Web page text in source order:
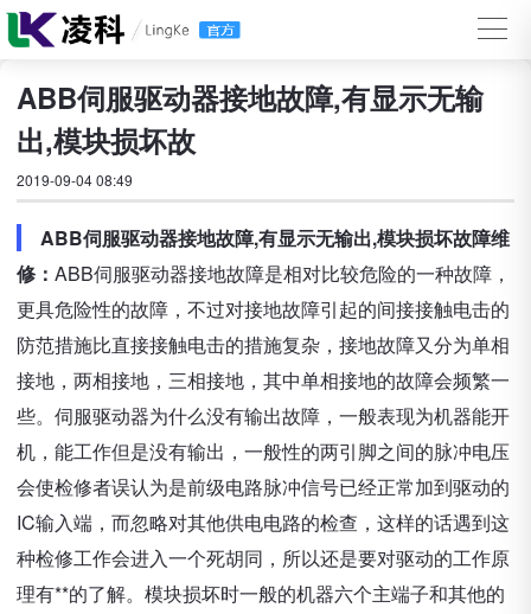
ABB伺服驱动器接地故障,有显示无输
出,模块损坏故
2019-09-04 08:49
ABB伺服驱动器接地故障,有显示无输出,模块损坏故障维
修： ABB伺服驱动器接地故障是相对比较危险的一种故障，
更具危险性的故障，不过对接地故障引起的间接接触电击的
防范措施比直接接触电击的措施复杂，接地故障又分为单相
接地，两相接地，三相接地，其中单相接地的故障会频繁一
些。伺服驱动器为什么没有输出故障，一般表现为机器能开
机，能工作但是没有输出，一般性的两引脚之间的脉冲电压
会使检修者误认为是前级电路脉冲信号已经正常加到驱动的
IC输入端，而忽略对其他供电电路的检查，这样的话遇到这
种检修工作会进入一个死胡同，所以还是要对驱动的工作原
理有**的了解。模块损坏时一般的机器六个主端子和其他的